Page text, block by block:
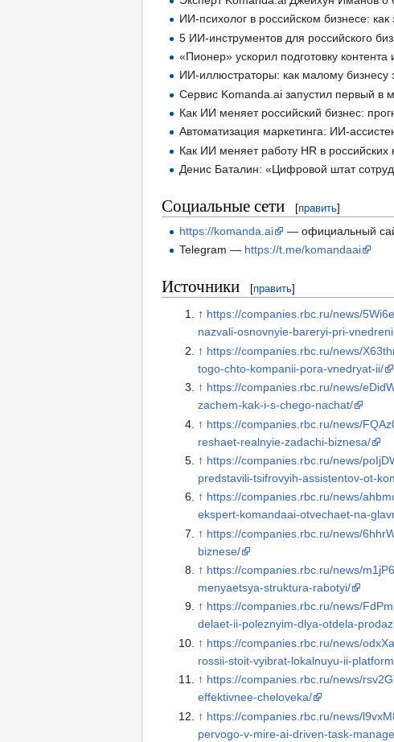
ИИ-психолог в российском бизнесе: как
5 ИИ-инструментов для российского
«Пионер» ускорил подготовку
ИИ-иллюстраторы: как малому бизнесу
Сервис Komanda.ai запустил первый в
Как ИИ меняет российский бизнес:
Автоматизация маркетинга: ИИ-
Как ИИ меняет работу HR в
Денис Баталин: «Цифровой штат
Социальные сети [править]
https://komanda.ai
— официальный
Telegram — https://t.me/komandaai
Источники [править]
↑ https://companies.rbc.ru/news/
nazvali-osnovnyie-bareryi-pri-
↑ https://companies.rbc.ru/news/
togo-chto-kompanii-pora-vnedryat-ii/
↑ https://companies.rbc.ru/news/
zachem-kak-i-s-chego-nachat/
↑ https://companies.rbc.ru/news/
reshaet-realnyie-zadachi-biznesa/
↑ https://companies.rbc.ru/news/
predstavili-tsifrovyih-assistentov-ot-
↑ https://companies.rbc.ru/news/
ekspert-komandaai-otvechaet-na-
↑ https://companies.rbc.ru/news/
biznese/
↑ https://companies.rbc.ru/news/
menyaetsya-struktura-rabotyi/
↑ https://companies.rbc.ru/news/
delaet-ii-poleznyim-dlya-otdela-
↑ https://companies.rbc.ru/news/
rossii-stoit-vyibrat-lokalnuyu-ii-
↑ https://companies.rbc.ru/news/
effektivnee-cheloveka/
↑ https://companies.rbc.ru/news/
pervogo-v-mire-ai-driven-task-